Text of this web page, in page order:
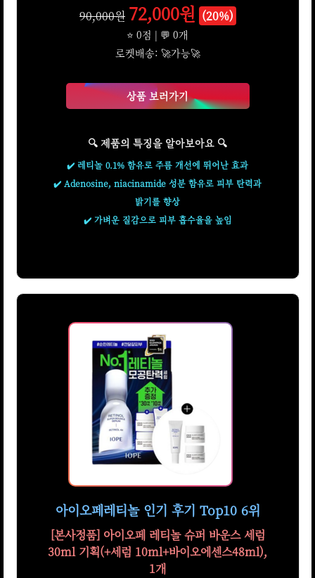
90,000원 72,000원 (20%)
⭐ 0점 | 💬 0개
로켓배송: 🚀가능🚀
상품 보러가기
🔍 제품의 특징을 알아보아요 🔍
✔️ 레티놀 0.1% 함유로 주름 개선에 뛰어난 효과
✔️ Adenosine, niacinamide 성분 함유로 피부 탄력과
밝기를 향상
✔️ 가벼운 질감으로 피부 흡수율을 높임
아이오페레티놀 인기 후기 Top10 6위
[본사정품] 아이오페 레티놀 슈퍼 바운스 세럼
30ml 기획(+세럼 10ml+바이오에센스48ml),
1개